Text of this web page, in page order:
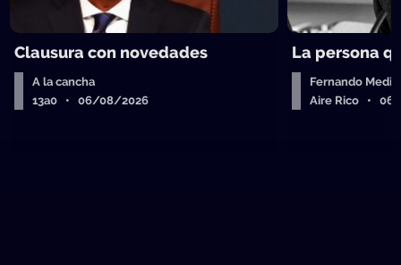
Clausura con novedades
A la cancha
13a0 • 06/08/2026
La persona
Fernando
Aire Rico •